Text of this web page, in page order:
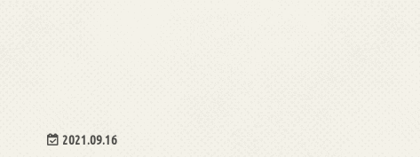
2021.09.16